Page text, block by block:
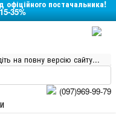
офіційного постачальника!
35%
на повну версію сайту...
(097)969-99-79